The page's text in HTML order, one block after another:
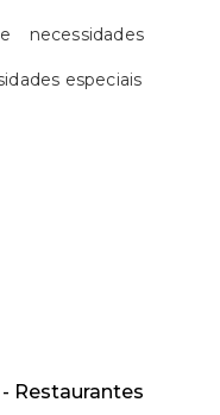
necessidades
especiais
Restaurantes